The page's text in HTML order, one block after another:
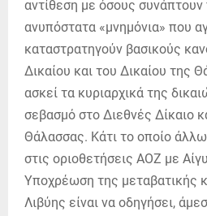
αντίθεση με όσους
ανυπόστατα «μνημόνια» που
καταστρατηγούν βασικούς
Δικαίου και του Δικαίου της
ασκεί τα κυριαρχικά της
σεβασμό στο Διεθνές Δίκαιο
Θάλασσας. Κάτι το οποίο
στις οριοθετήσεις ΑΟΖ με
Υποχρέωση της μεταβατικής
Λιβύης είναι να οδηγήσει,